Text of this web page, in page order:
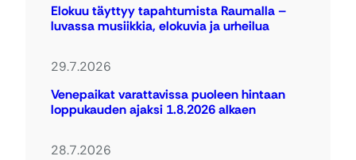
Elokuu täyttyy tapahtumista Raumalla –
luvassa musiikkia, elokuvia ja urheilua
29.7.2026
Venepaikat varattavissa puoleen hintaan
loppukauden ajaksi 1.8.2026 alkaen
28.7.2026